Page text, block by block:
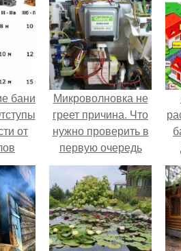
бани
от
Микроволновка не
греет причина. Что
нужно проверить в
первую очередь